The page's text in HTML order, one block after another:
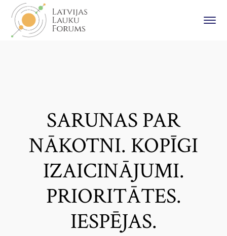
SARUNAS PAR
NĀKOTNI. KOPĪGI
IZAICINĀJUMI.
PRIORITĀTES.
IESPĒJAS.